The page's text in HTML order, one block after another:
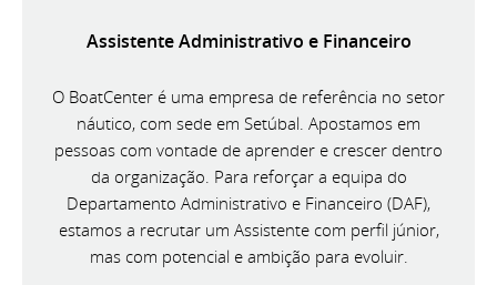
Assistente Administrativo e Financeiro
O BoatCenter é uma empresa de referência no setor
náutico, com sede em Setúbal. Apostamos em
pessoas com vontade de aprender e crescer dentro
da organização. Para reforçar a equipa do
Departamento Administrativo e Financeiro (DAF),
estamos a recrutar um Assistente com perfil júnior,
mas com potencial e ambição para evoluir.